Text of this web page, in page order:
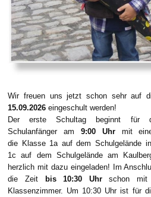
Wir freuen uns jetzt schon sehr auf
15.09.2026eingeschult werden!
Der erste Schultag beginnt für
Schulanfänger am 9:00 Uhrmit
die Klasse 1a auf dem Schulgelände
1c auf dem Schulgelände am
herzlich mit dazu eingeladen! Im
die Zeit
bis 10:30 Uhrschon mit
Klassenzimmer. Um 10:30 Uhr ist für